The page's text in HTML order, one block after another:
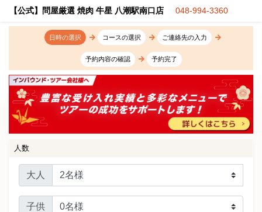
【公式】問屋厳選 焼肉 牛星 八潮駅南口店 048-994-3360
日時の選択 コースの選択 ご連絡先の入力
予約内容の確認 予約完了
人数
大人
子供